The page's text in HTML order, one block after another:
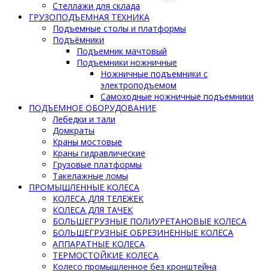
Стеллажи для склада
ГРУЗОПОДЪЕМНАЯ ТЕХНИКА
Подъемные столы и платформы
Подъёмники
Подъемник мачтовый
Подъемники ножничные
Ножничные подъемники с
электроподъемом
Самоходные ножничные подъемники
ПОДЪЕМНОЕ ОБОРУДОВАНИЕ
Лебедки и тали
Домкраты
Краны мостовые
Краны гидравлические
Грузовые платформы
Такелажные ломы
ПРОМЫШЛЕННЫЕ КОЛЕСА
КОЛЕСА ДЛЯ ТЕЛЕЖЕК
КОЛЕСА ДЛЯ ТАЧЕК
БОЛЬШЕГРУЗНЫЕ ПОЛИУРЕТАНОВЫЕ КОЛЕСА
БОЛЬШЕГРУЗНЫЕ ОБРЕЗИНЕННЫЕ КОЛЕСА
АППАРАТНЫЕ КОЛЕСА
ТЕРМОСТОЙКИЕ КОЛЕСА
Колесо промышленное без кронштейна